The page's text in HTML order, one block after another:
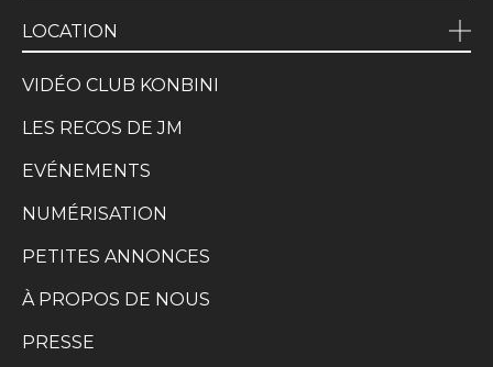
LOCATION
VIDÉO CLUB KONBINI
LES RECOS DE JM
EVÉNEMENTS
NUMÉRISATION
PETITES ANNONCES
À PROPOS DE NOUS
PRESSE